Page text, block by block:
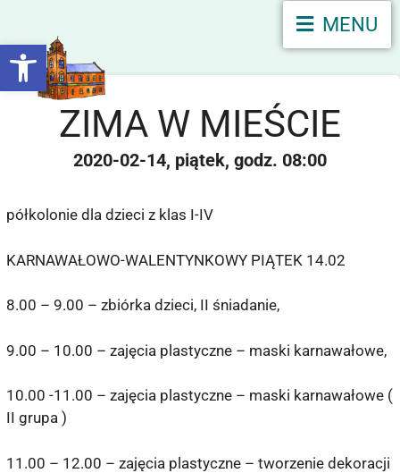
Otwórz pasek narzędzi
MENU
ZIMA W MIEŚCIE
2020-02-14 piątek 08:00
półkolonie dla dzieci z klas I-IV
KARNAWAŁOWO-WALENTYNKOWY PIĄTEK 14.02
8.00 – 9.00 – zbiórka dzieci, II śniadanie,
9.00 – 10.00 – zajęcia plastyczne – maski karnawałowe,
10.00 -11.00 – zajęcia plastyczne – maski karnawałowe (
II grupa )
11.00 – 12.00 – zajęcia plastyczne – tworzenie dekoracji